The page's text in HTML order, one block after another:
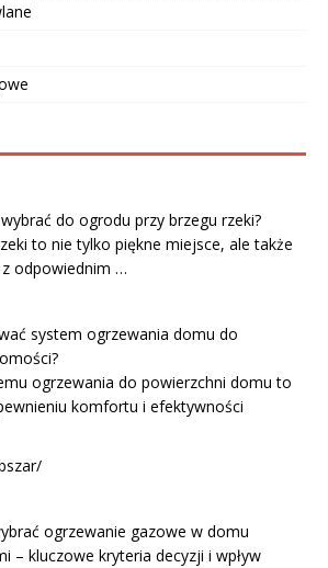
do ogrodu przy brzegu rzeki?
to nie tylko piękne miejsce, ale także
odpowiednim …
system ogrzewania domu do
ogrzewania do powierzchni domu to
komfortu i efektywności
ogrzewanie gazowe w domu
– kluczowe kryteria decyzji i wpływ